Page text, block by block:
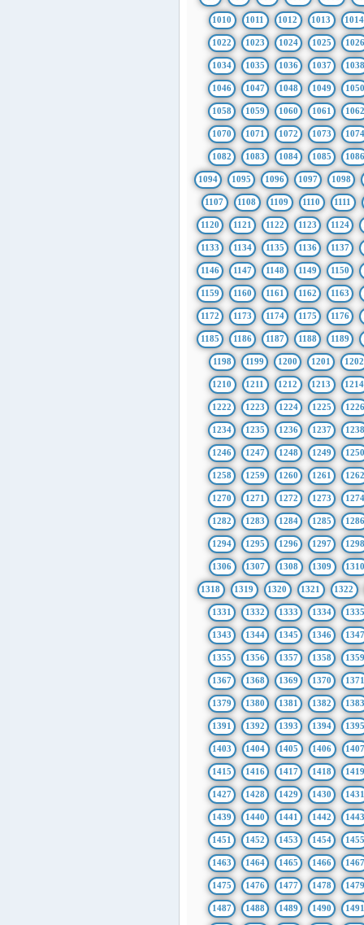
1010 1011 1012 1013 1014
1022 1023 1024 1025 1026
1034 1035 1036 1037 1038
1046 1047 1048 1049 1050
1058 1059 1060 1061 1062
1070 1071 1072 1073 1074
1082 1083 1084 1085 1086
1094 1095 1096 1097 1098
1107 1108 1109 1110 1111
1120 1121 1122 1123 1124
1133 1134 1135 1136 1137
1146 1147 1148 1149 1150
1159 1160 1161 1162 1163
1172 1173 1174 1175 1176
1185 1186 1187 1188 1189
1198 1199 1200 1201 1202
1210 1211 1212 1213 1214
1222 1223 1224 1225 1226
1234 1235 1236 1237 1238
1246 1247 1248 1249 1250
1258 1259 1260 1261 1262
1270 1271 1272 1273 1274
1282 1283 1284 1285 1286
1294 1295 1296 1297 1298
1306 1307 1308 1309
1318 1319 1320 1321 1322
1331 1332 1333 1334 1335
1343 1344 1345 1346 1347
1355 1356 1357 1358 1359
1367 1368 1369 1370 1371
1379 1380 1381 1382 1383
1391 1392 1393 1394 1395
1403 1404 1405 1406
1415 1416 1417 1418 1419
1427 1428 1429 1430 1431
1439 1440 1441 1442 1443
1451 1452 1453 1454 1455
1463 1464 1465 1466 1467
1475 1476 1477 1478 1479
1487 1488 1489 1490 1491